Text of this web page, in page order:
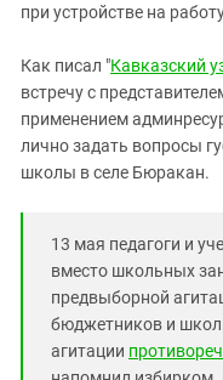
Южная Осетия
Южный Кавказ
ЮФО
при устройстве на
Как писал "Кавказский
встречу с
применением
лично задать вопросы
школы в селе Бюракан.
13 мая педагоги и
вместо школьных
предвыборной
бюджетников и
агитации